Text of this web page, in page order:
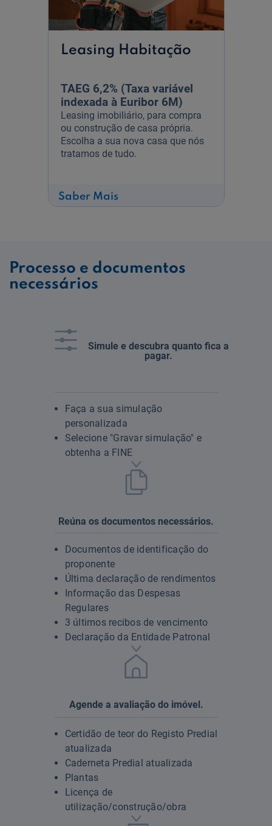
Leasing Habitação
TAEG 6,2% (Taxa variável
indexada à Euribor 6M)
Leasing imobiliário, para compra
ou construção de casa própria.
Escolha a sua nova casa que nós
tratamos de tudo.
Saber Maissobre
Leasing
Processo e documentos
necessários
Simule e descubra quanto fica a
pagar.
Faça a sua simulação
personalizada
Selecione "Gravar simulação" e
obtenha a FINE
Reúna os documentos necessários.
Documentos de identificação do
proponente
Última declaração de rendimentos
Informação das Despesas
Regulares
3 últimos recibos de vencimento
Declaração da Entidade Patronal
Agende a avaliação do imóvel.
Certidão de teor do Registo Predial
atualizada
Caderneta Predial atualizada
Plantas
Licença de
utilização/construção/obra